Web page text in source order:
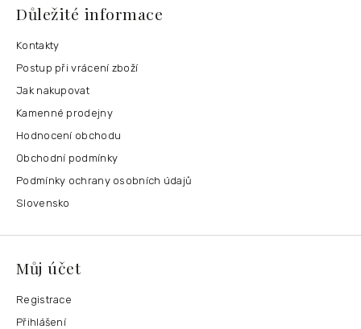
Důležité informace
Kontakty
Postup při vrácení zboží
Jak nakupovat
Kamenné prodejny
Hodnocení obchodu
Obchodní podmínky
Podmínky ochrany osobních údajů
Slovensko
Můj účet
Registrace
Přihlášení